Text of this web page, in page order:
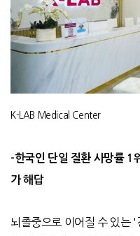
K-LAB Medical Center
-한국인 단일 질환 사망률1
가 해답
뇌졸중으로 이어질 수 있는'